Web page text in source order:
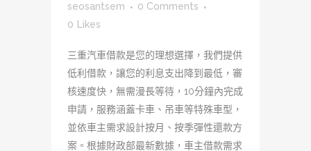
seosantsem
0 Comments
0 Likes
三重汽車借款是您的理想選擇，我們提供
低利借款，讓您的利息支出降到最低，審
核速度快，無需漫長等待，10分鐘內完成
申請，服務涵蓋卡車、吊車等特殊車型，
並依車主需求設計按月、按季彈性還款方
案。根據財政部最新數據，車主借款需求